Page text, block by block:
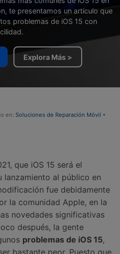
16
te presentamos un artículo que
problemas de iOS 15 con
Explora Más >
en: Soluciones de Reparación Móvil •
que iOS 15 será el
lanzamiento al público en
fue debidamente
la comunidad Apple, en la
novedades significativas
después, la gente
problemas de iOS 15,
bastante peor. Puesto que